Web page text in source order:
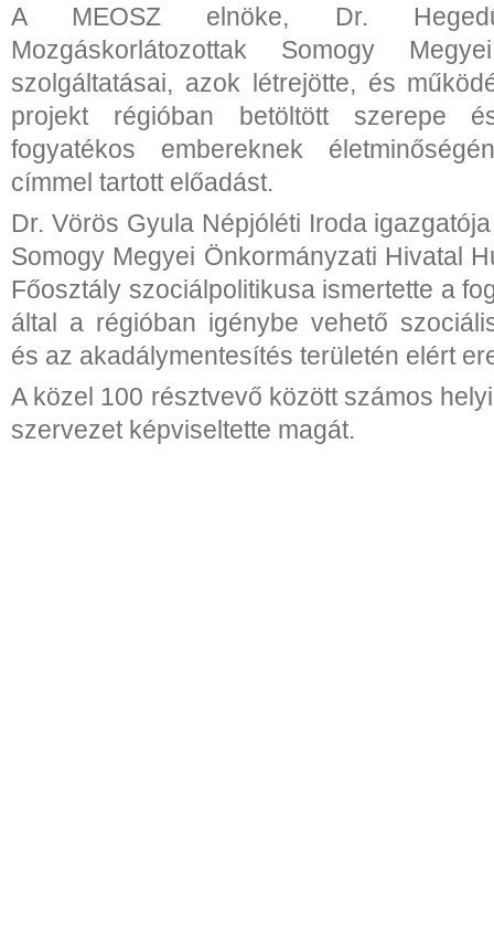
A MEOSZ elnöke, Dr.
Mozgáskorlátozottak Somogy
szolgáltatásai, azok létrejötte, és
projekt régióban betöltött szerepe
fogyatékos embereknek
címmel tartott előadást.
Dr. Vörös Gyula Népjóléti Iroda
Somogy Megyei Önkormányzati Hivatal
Főosztály szociálpolitikusa ismertette a
által a régióban igénybe vehető
és az akadálymentesítés területén elért
A közel 100 résztvevő között számos
szervezet képviseltette magát.